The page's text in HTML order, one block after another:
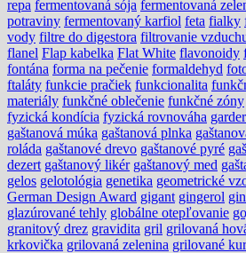
repa fermentovaná sója fermentovaná
potraviny fermentovaný karfiol feta fialky
vody filtre do digestora filtrovanie
flanel Flap kabelka Flat White flavonoidy
fontána forma na pečenie formaldehyd
ftaláty funkcie pračiek funkcionalita
materiály funkčné oblečenie funkčné zóny
fyzická kondícia fyzická rovnováha
gaštanová múka gaštanová plnka
roláda gaštanové drevo gaštanové pyré
dezert gaštanový likér gaštanový med
gelos gelotológia genetika geometrické
German Design Award gigant gingerol
glazúrované tehly globálne otepľovanie
granitový drez gravidita gril grilovaná
krkovička grilovaná zelenina grilované